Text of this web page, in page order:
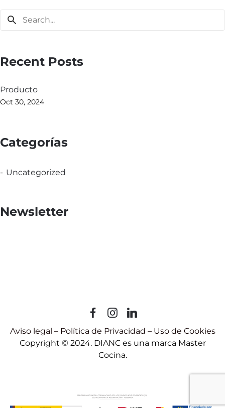
Recent Posts
Producto
Oct 30, 2024
Categorías
Uncategorized
Newsletter
Copyright © 2024. DIANC es una marca Master
Cocina.
Aviso legal – Política de Privacidad – Uso de Cookies